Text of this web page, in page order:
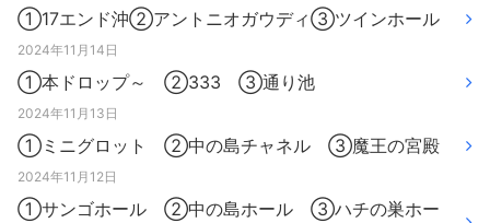
①17エンド沖②アントニオガウディ③ツインホール
2024年11月14日
①本ドロップ～ ②333 ③通り池
2024年11月13日
①ミニグロット ②中の島チャネル ③魔王の宮殿
2024年11月12日
①サンゴホール ②中の島ホール ③ハチの巣ホー